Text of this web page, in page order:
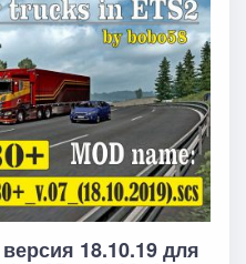
18.10.19 для